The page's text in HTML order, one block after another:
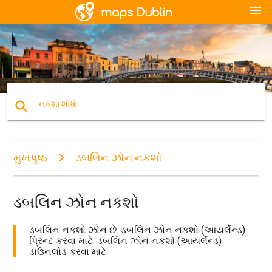
menu
search નકશા શોધો
મુખપૃષ્ઠ ડબલિન ઝોન નકશો
ડબલિન ઝોન નકશો
ડબલિન નકશો ઝોન છે. ડબલિન ઝોન નકશો (આયર્લેન્ડ)
પ્રિન્ટ કરવા માટે. ડબલિન ઝોન નકશો (આયર્લેન્ડ)
ડાઉનલોડ કરવા માટે.